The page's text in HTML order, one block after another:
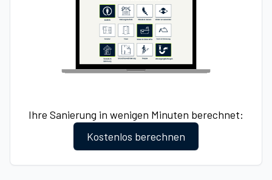
Ihre Sanierung in wenigen Minuten berechnet:
Kostenlos berechnen